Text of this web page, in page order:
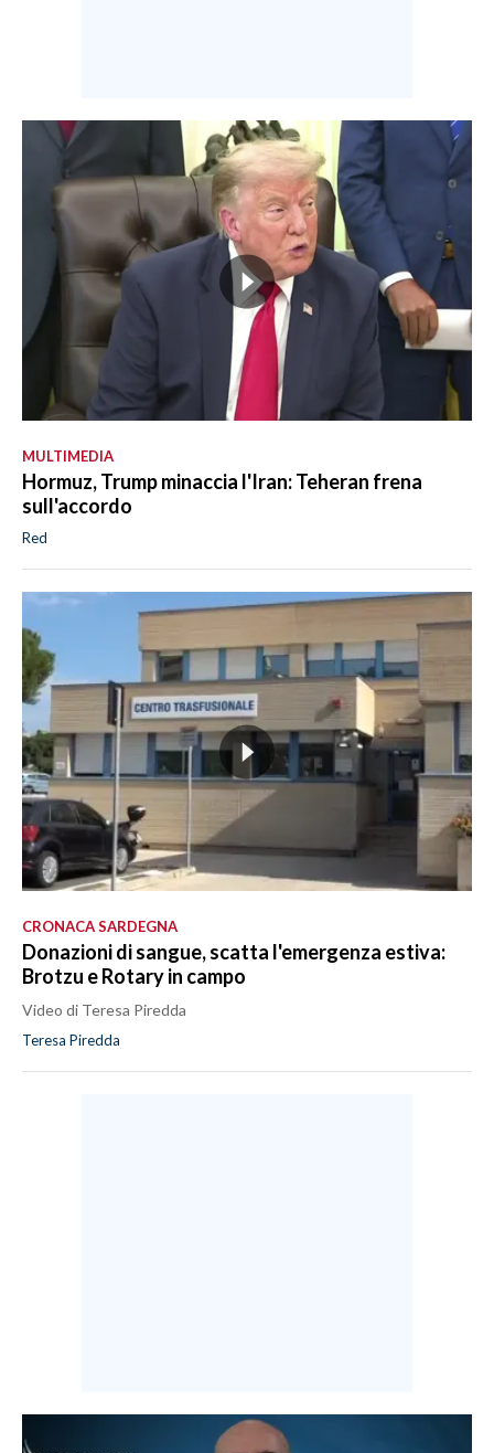
MULTIMEDIA
Hormuz, Trump minaccia l'Iran: Teheran frena
sull'accordo
Red
CRONACA SARDEGNA
Donazioni di sangue, scatta l'emergenza estiva:
Brotzu e Rotary in campo
Video di Teresa Piredda
Teresa Piredda